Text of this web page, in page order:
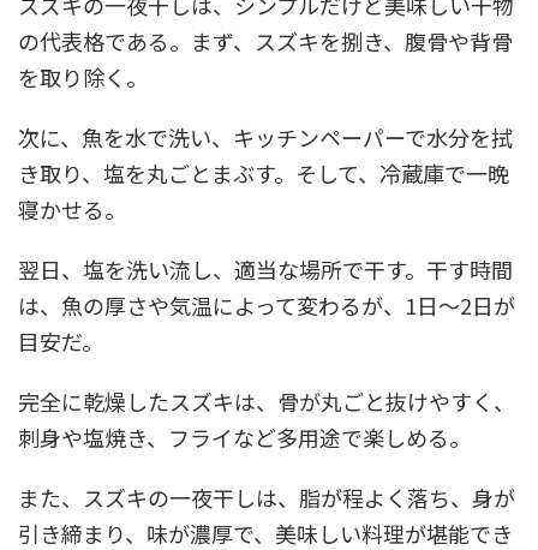
の代表格である。まず、スズキを捌き、腹骨や背骨
を取り除く。
次に、魚を水で洗い、キッチンペーパーで水分を拭
き取り、塩を丸ごとまぶす。そして、冷蔵庫で一晩
寝かせる。
翌日、塩を洗い流し、適当な場所で干す。干す時間
は、魚の厚さや気温によって変わるが、1日～2日が
目安だ。
完全に乾燥したスズキは、骨が丸ごと抜けやすく、
刺身や塩焼き、フライなど多用途で楽しめる。
また、スズキの一夜干しは、脂が程よく落ち、身が
引き締まり、味が濃厚で、美味しい料理が堪能でき